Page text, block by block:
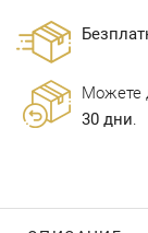
Можете
30 дни.